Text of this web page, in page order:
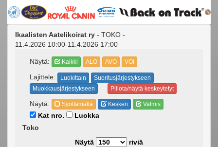
Ikaalisten Aatelikoirat ry - TOKO -
11.4.2026 10:00-11.4.2026 17:00
Näytä: Kaikki ALO AVO VOI
Lajittele: Luokittain
Suoritusjärjestykseen
Muokkausjärjestykseen
Piilota/näytä keskeytetyt
Näytä: Syöttämättä Kesken Valmis
Kat nro.
Luokka
Toko
Näytä
riviä